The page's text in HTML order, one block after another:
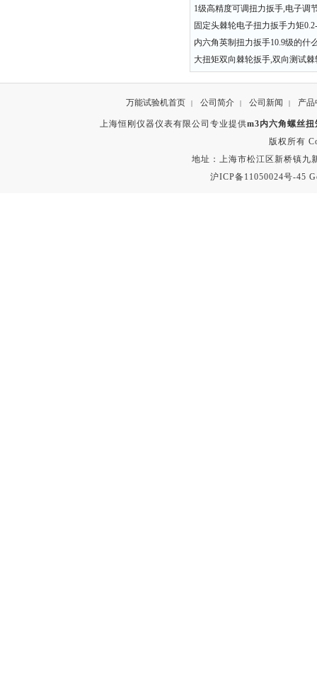
1级高精度可调扭力扳手,电子调
固定头棘轮电子扭力扳手力矩
内六角英制扭力扳手10.9级的什
大扭矩双向棘轮扳手,双向测试
万能试验机首页 | 公司简介 | 公司新闻 | 产品
上海恒刚仪器仪表有限公司专业提供m3内六角螺丝
版权所有
地址：上海市松江区新桥镇九
沪ICP备11050024号-45